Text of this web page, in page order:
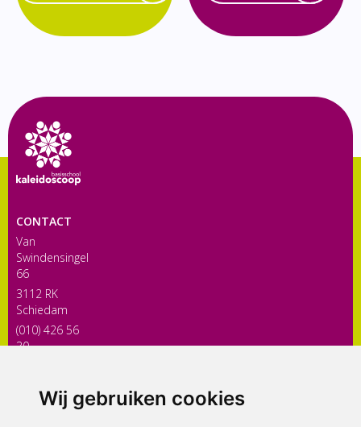
Wij gebruiken cookies
CONTACT
Van
Swindensingel
66
3112 RK
Schiedam
(010) 426 56
30
ONDERDEEL VAN